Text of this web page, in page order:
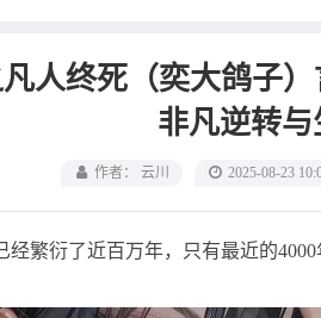
凡人终死（奕大鸽子
非凡逆转
作者： 云川 2025-08-23
经繁衍了近百万年，只有最近的4000